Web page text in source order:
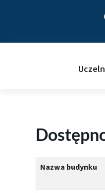
Nazwa budynku